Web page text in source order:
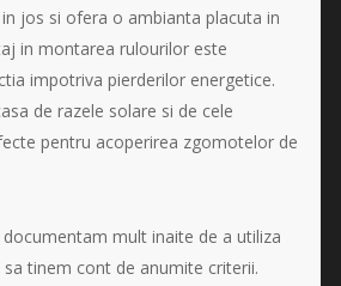
jos si ofera o ambianta placuta in
in montarea rulourilor este
impotriva pierderilor energetice.
de razele solare si de cele
pentru acoperirea zgomotelor de
mult inaite de a utiliza
tinem cont de anumite criterii.